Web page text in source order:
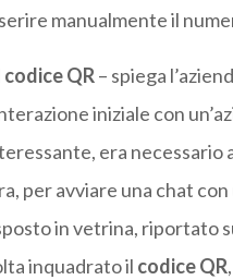
manualmente il
codice QR– spiega
iniziale con
era necessario
per avviare una chat
in vetrina, riportato
inquadrato il codice QR